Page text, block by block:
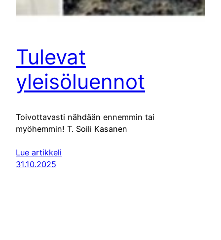
Tulevat
yleisöluennot
Toivottavasti nähdään ennemmin tai
myöhemmin! T. Soili Kasanen
Lue artikkeli
31.10.2025